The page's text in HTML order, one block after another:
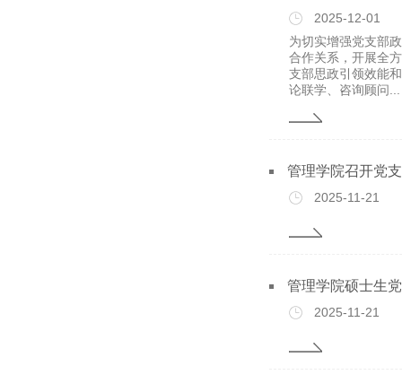
2025-12-01
为切实增强党支部
合作关系，开展全
支部思政引领效能
论联学、咨询顾问...
管理学院召开党
2025-11-21
管理学院硕士生
2025-11-21